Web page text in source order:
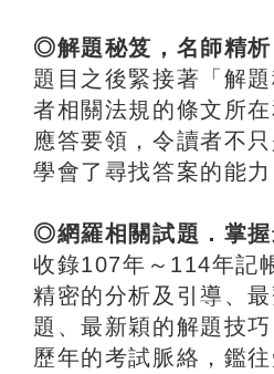
◎解題秘笈，名師精析
題目之後緊接著「解
者相關法規的條文所
應答要領，令讀者不
學會了尋找答案的能力
◎網羅相關試題．掌
收錄107年～114年記
精密的分析及引導、
題、最新穎的解題技
歷年的考試脈絡，鑑